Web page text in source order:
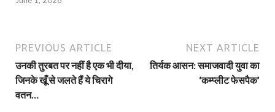
PREVIOUS ARTICLE
उनकी तुरबत पर नहीं है एक भी दीया,
जिनके खूँ से जलते हैं ये चिरागे
वतन…
NEXT ARTICLE
तिर्यक आसन: समाजवादी युवा का
‘कम्प्लीट फेसपैक’